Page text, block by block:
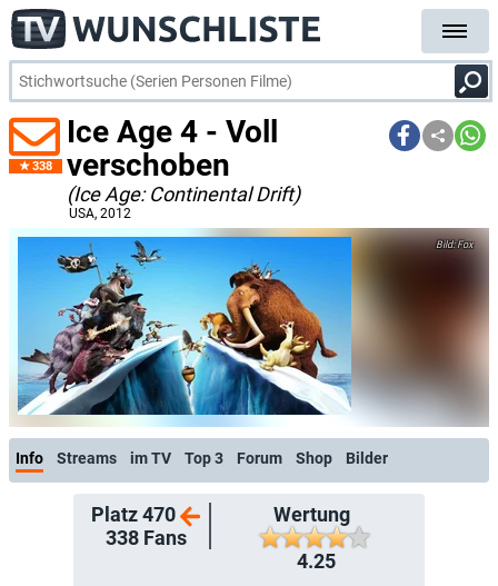
338
Ice Age 4 - Voll
verschoben
(Ice Age: Continental Drift)
USA, 2012
Fox
Info Streams im TV Top 3 Forum Shop Bilder
Platz 470
338Fans
Wertung
4.25